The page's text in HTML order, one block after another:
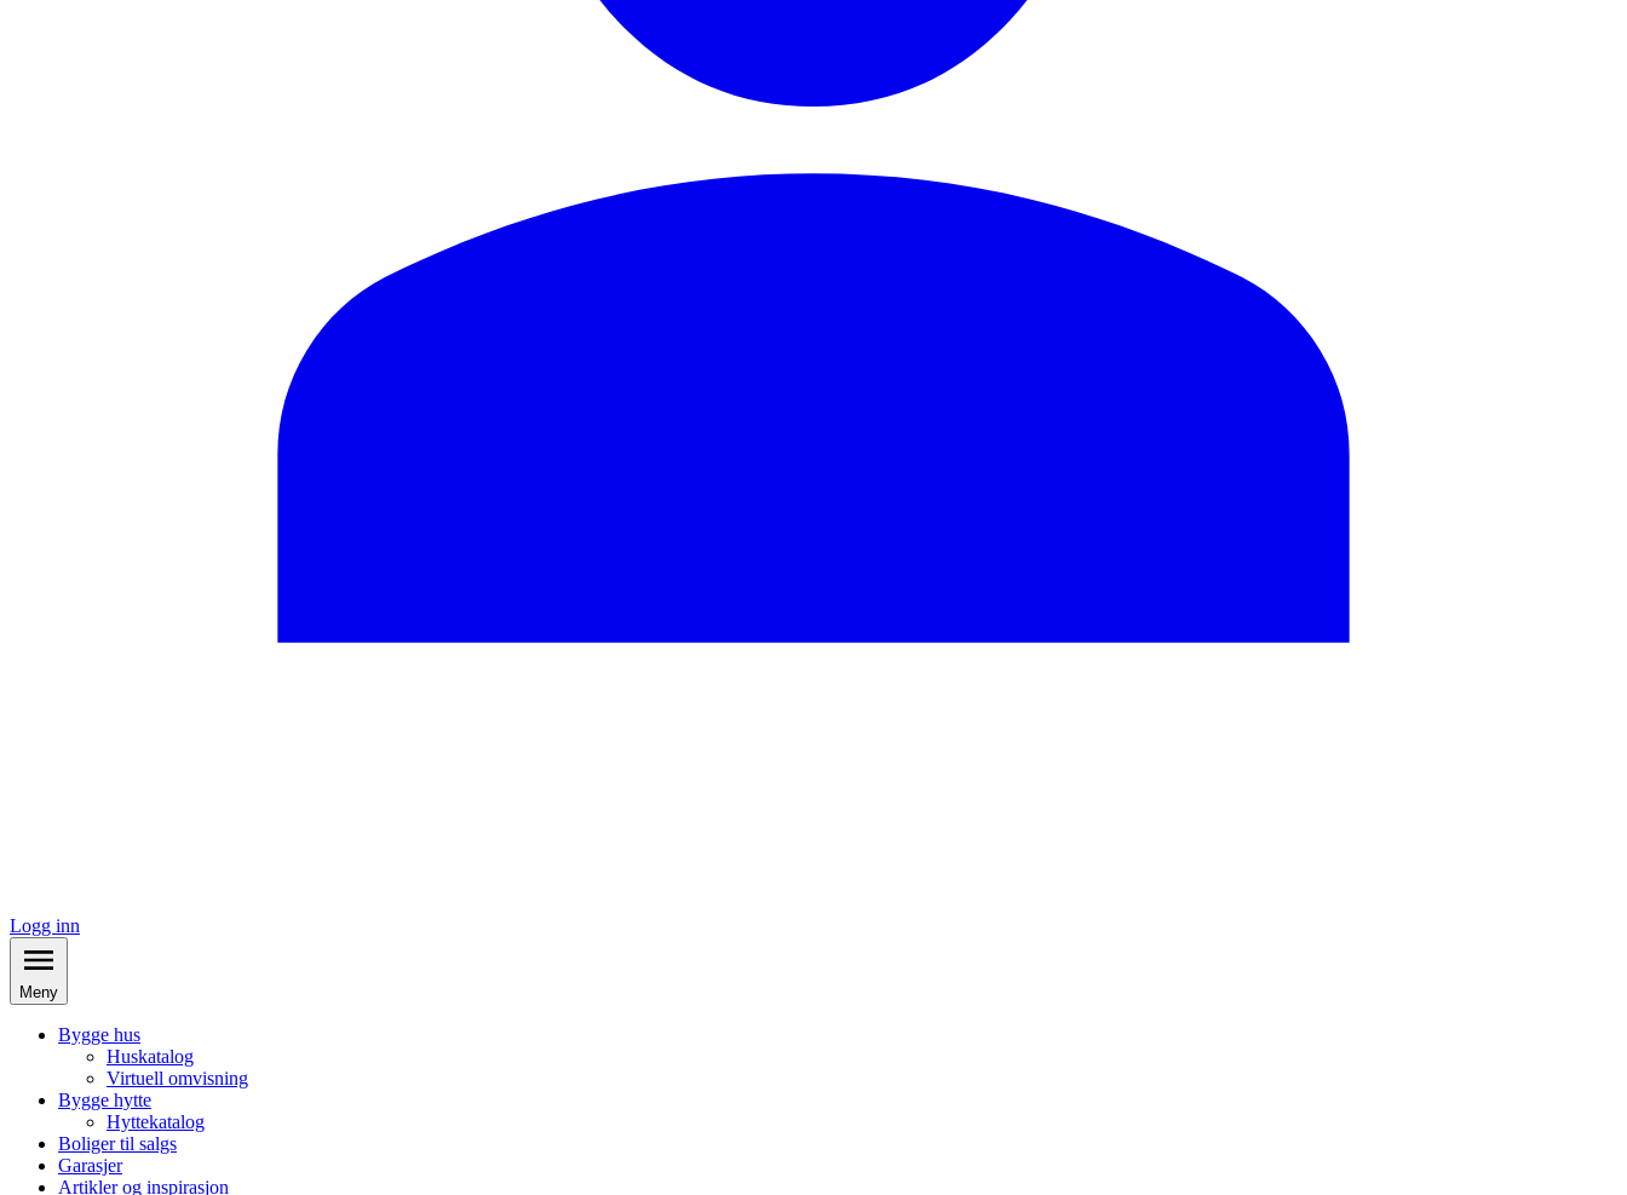
Logg inn
Meny
Bygge hus
Huskatalog
Virtuell omvisning
Bygge hytte
Hyttekatalog
Boliger til salgs
Garasjer
Artikler og inspirasjon